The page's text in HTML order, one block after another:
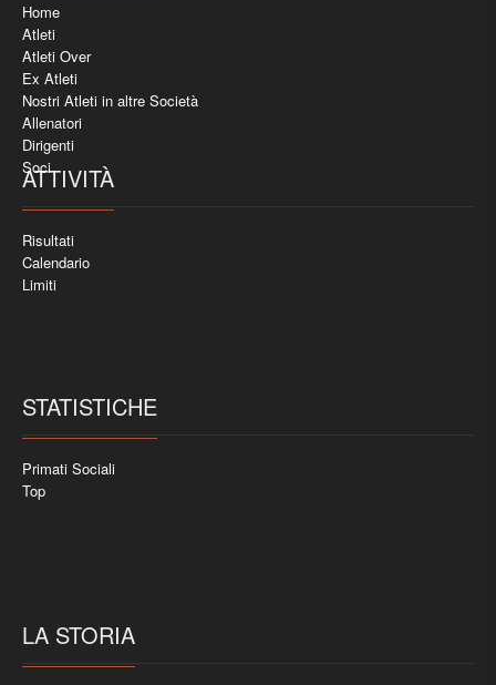
Home
Atleti
Atleti Over
Ex Atleti
Nostri Atleti in altre Società
Allenatori
Dirigenti
Soci
ATTIVITÀ
Risultati
Calendario
Limiti
STATISTICHE
Primati Sociali
Top
LA STORIA